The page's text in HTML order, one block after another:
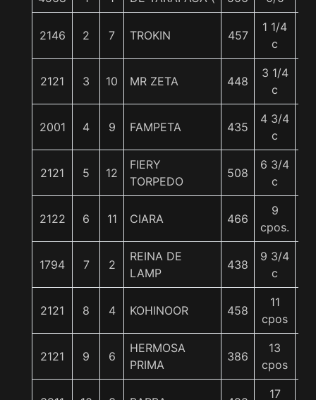
2146 2 7 TROKIN 457
1 1/4
c
2121 3 10 MR ZETA 448
3 1/4
c
2001 4 9 FAMPETA 435
4 3/4
c
2121 5 12
FIERY
TORPEDO
508
6 3/4
c
2122 6 11 CIARA 466
9
cpos.
1794 7 2
REINA DE
LAMP
438
9 3/4
c
2121 8 4 KOHINOOR 458
11
cpos
2121 9 6
HERMOSA
PRIMA
386
13
cpos
17